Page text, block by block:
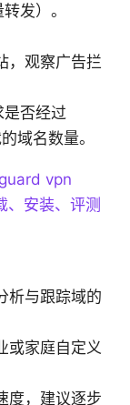
发）。
，观察广告拦
是否经过
域名数量。
vpn
、安装、评测
析与跟踪域的
或家庭自定义
度，建议逐步